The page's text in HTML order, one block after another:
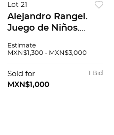
Lot 21
Alejandro Rangel.
Juego de Niños.
Universidad de
6 reproducciones de
cuadros originales.
Estimate
MXN$1,300 - MXN$3,000
1 Bid
Sold for
MXN$1,000